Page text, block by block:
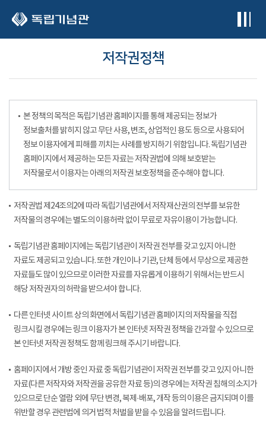
저작권정책
본 정책의 목적은 독립기념관 홈페이지를 통해 제공되는 정보가
정보출처를 밝히지 않고 무단 사용, 변조, 상업적인 용도 등으로 사용되어
정보 이용자에게 피해를 끼치는 사례를 방지하기 위함입니다. 독립기념관
홈페이지에서 제공하는 모든 자료는 저작권법에 의해 보호받는
저작물로서 이용자는 아래의 저작권 보호정책을 준수해야 합니다.
저작권법 제24조의2에 따라 독립기념관에서 저작재산권의 전부를 보유한
저작물의 경우에는 별도의 이용허락 없이 무료로 자유이용이 가능합니다.
독립기념관 홈페이지에는 독립기념관이 저작권 전부를 갖고 있지 아니한
자료도 제공되고 있습니다. 또한 개인이나 기관, 단체 등에서 무상으로 제공한
자료들도 많이 있으므로 이러한 자료를 자유롭게 이용하기 위해서는 반드시
해당 저작권자의 허락을 받으셔야 합니다.
다른 인터넷 사이트 상의 화면에서 독립기념관 홈페이지의 저작물을 직접
링크시킬 경우에는 링크 이용자가 본 인터넷 저작권 정책을 간과할 수 있으므로
본 인터넷 저작권 정책도 함께 링크해 주시기 바랍니다.
홈페이지에서 개방 중인 자료 중 독립기념관이 저작권 전부를 갖고 있지 아니한
자료(다른 저작자와 저작권을 공유한 자료 등)의 경우에는 저작권 침해의 소지가
있으므로 단순 열람 외에 무단 변경, 복제·배포, 개작 등의 이용은 금지되며 이를
위반할 경우 관련법에 의거 법적 처벌을 받을 수 있음을 알려드립니다.